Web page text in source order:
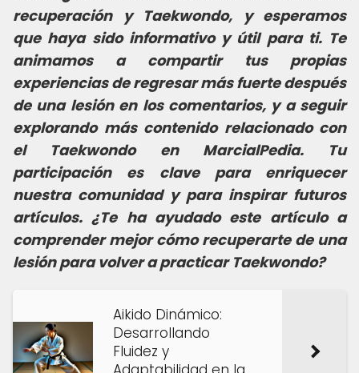
recuperación y Taekwondo, y esperamos
que haya sido informativo y útil para ti. Te
animamos a compartir tus propias
experiencias de regresar más fuerte después
de una lesión en los comentarios, y a seguir
explorando más contenido relacionado con
el Taekwondo en MarcialPedia. Tu
participación es clave para enriquecer
nuestra comunidad y para inspirar futuros
artículos. ¿Te ha ayudado este artículo a
comprender mejor cómo recuperarte de una
lesión para volver a practicar Taekwondo?
Aikido Dinámico:
Desarrollando
Fluidez y